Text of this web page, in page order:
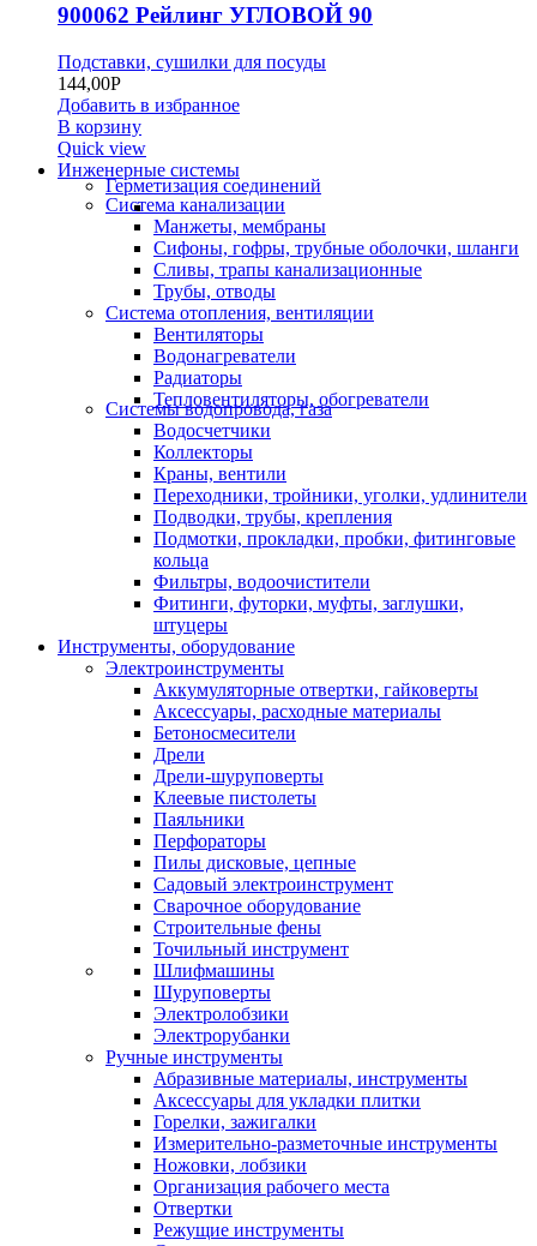
900062 Рейлинг УГЛОВОЙ 90
Подставки, сушилки для посуды
144,00Р
Добавить в избранное
В корзину
Quick view
Инженерные системы
Герметизация соединений
Система канализации
Манжеты, мембраны
Сифоны, гофры, трубные оболочки, шланги
Сливы, трапы канализационные
Трубы, отводы
Система отопления, вентиляции
Вентиляторы
Водонагреватели
Радиаторы
Тепловентиляторы, обогреватели
Системы водопровода, газа
Водосчетчики
Коллекторы
Краны, вентили
Переходники, тройники, уголки, удлинители
Подводки, трубы, крепления
Подмотки, прокладки, пробки, фитинговые
кольца
Фильтры, водоочистители
Фитинги, футорки, муфты, заглушки,
штуцеры
Инструменты, оборудование
Электроинструменты
Аккумуляторные отвертки, гайковерты
Аксессуары, расходные материалы
Бетоносмесители
Дрели
Дрели-шуруповерты
Клеевые пистолеты
Паяльники
Перфораторы
Пилы дисковые, цепные
Садовый электроинструмент
Сварочное оборудование
Строительные фены
Точильный инструмент
Шлифмашины
Шуруповерты
Электролобзики
Электрорубанки
Ручные инструменты
Абразивные материалы, инструменты
Аксессуары для укладки плитки
Горелки, зажигалки
Измерительно-разметочные инструменты
Ножовки, лобзики
Организация рабочего места
Отвертки
Режущие инструменты